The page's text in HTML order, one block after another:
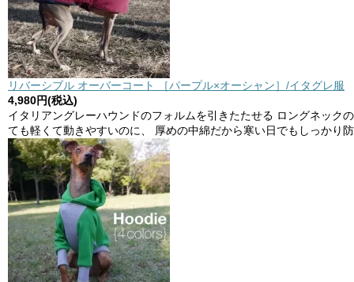
リバーシブル オーバーコート ［パープル×オーシャン］/イタグレ服
4,980円(税込)
イタリアングレーハウンドのフォルムを引きたたせる ロングネック
ても軽くて動きやすいのに、 厚めの中綿だから寒い日でもしっかり